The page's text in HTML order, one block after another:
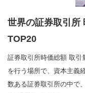
世界の証券取引所
TOP20
証券取引所時価総額 取引
を行う場所で、資本主義
数ある証券取引所の中で